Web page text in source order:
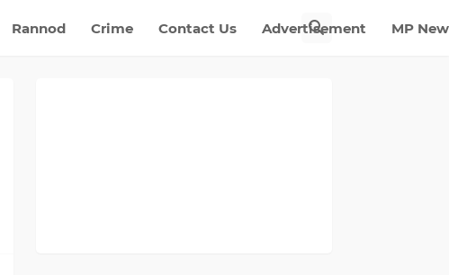
Rannod Crime Contact Us Advertisement MP